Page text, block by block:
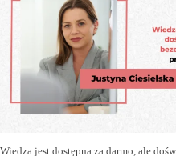
Wiedza jest dostępna za darmo, ale